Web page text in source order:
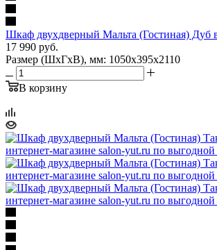
Шкаф двухдверный Мальта (Гостиная) Дуб
17 990 руб.
Размер (ШхГхВ), мм: 1050х395х2110
В корзину